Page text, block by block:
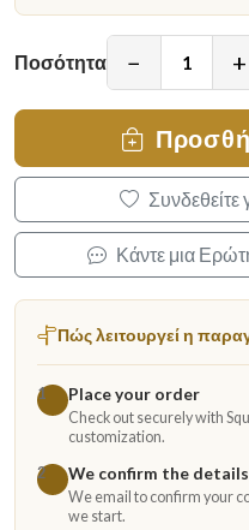
Ποσότητα − +
Κάντε μια
Πώς λειτουργεί η
1 Place your order
Check out securely with
customization.
2
We confirm the details
We email to confirm your
we start.